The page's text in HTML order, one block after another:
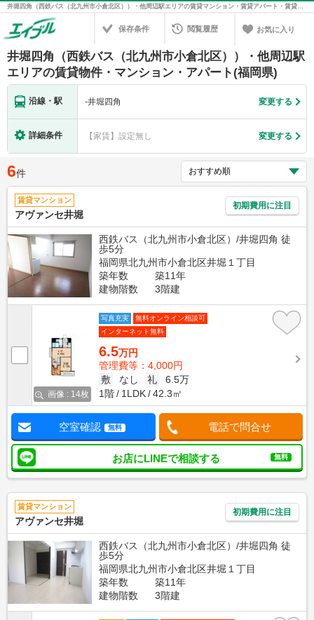
井堀四角（西鉄バス（北九州市小倉北区））・他周辺駅エリアの賃貸マンション・賃貸アパート・賃貸住宅の不動産情報を検索！不動産賃貸の物件探しは、お部屋探しのエイブル
保存条件 閲覧履歴 お気に入り
井堀四角（西鉄バス（北九州市小倉北区））・他周辺駅
エリアの賃貸物件・マンション・アパート(福岡県)
沿線・駅 -井堀四角 変更する
詳細条件 【家賃】設定無し 変更する
6件
賃貸マンション
アヴァンセ井堀
初期費用に注目
西鉄バス（北九州市小倉北区）/井堀四角 徒
歩5分
福岡県北九州市小倉北区井堀１丁目
築年数
築11年
建物階数
3階建
画像 : 14枚
写真充実
無料オンライン相談可
インターネット無料
6.5万円
管理費等：4,000円
敷
なし 礼
6.5万
1階
1LDK 42.3㎡
空室確認 無料 電話で問合せ
お店にLINEで相談する 無料
賃貸マンション
アヴァンセ井堀
初期費用に注目
西鉄バス（北九州市小倉北区）/井堀四角 徒
歩5分
福岡県北九州市小倉北区井堀１丁目
築年数
築11年
建物階数
3階建